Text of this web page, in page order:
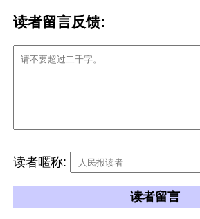
读者留言反馈:
读者暱称:
读者留言